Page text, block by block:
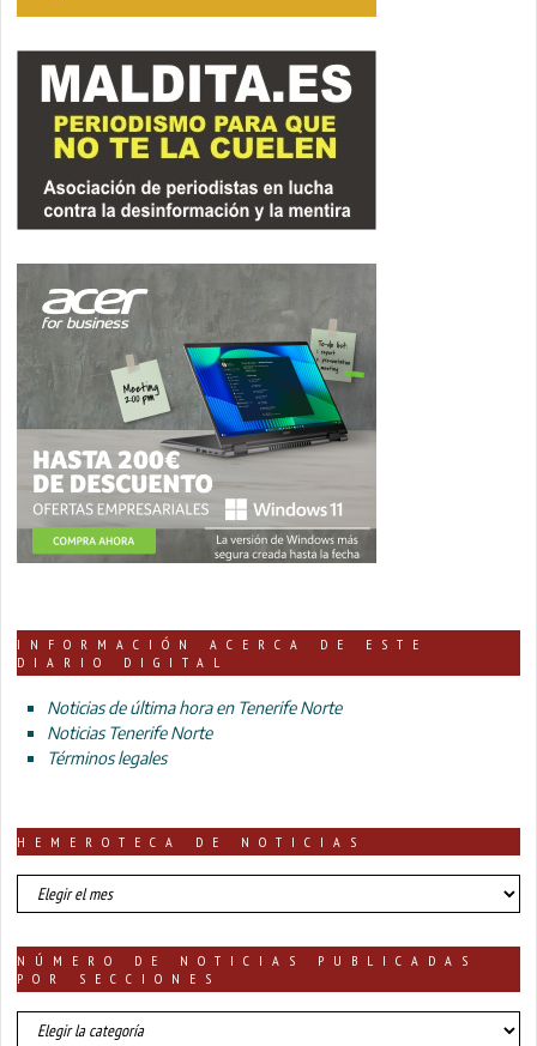
INFORMACIÓN ACERCA DE ESTE
DIARIO DIGITAL
Noticias de última hora en Tenerife Norte
Noticias Tenerife Norte
Términos legales
HEMEROTECA DE NOTICIAS
HEMEROTECA
DE
NÚMERO DE NOTICIAS PUBLICADAS
POR SECCIONES
número